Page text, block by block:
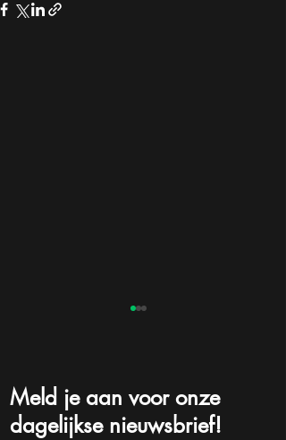
Meld je aan voor onze
dagelijkse nieuwsbrief!